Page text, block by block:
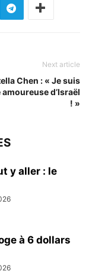
Next article
Chen : « Je suis
d’Israël
! »
y aller : le
à 6 dollars